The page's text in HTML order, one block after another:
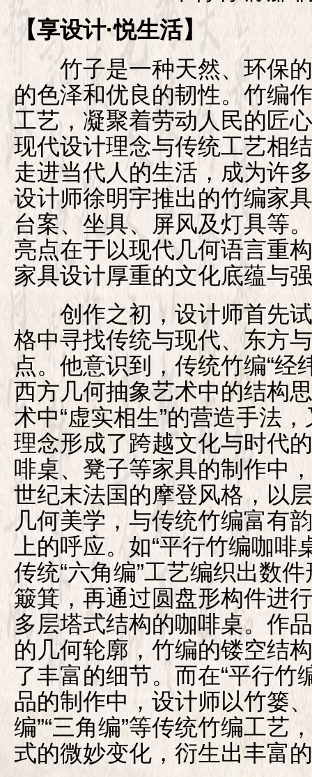
【享设计·悦生活】
竹子是一种天然、环保的
的色泽和优良的韧性。竹编
工艺，凝聚着劳动人民的匠
现代设计理念与传统工艺相
走进当代人的生活，成为许
设计师徐明宇推出的竹编家
台案、坐具、屏风及灯具等
亮点在于以现代几何语言重
家具设计厚重的文化底蕴与
创作之初，设计师首先试
格中寻找传统与现代、东方
点。他意识到，传统竹编“经
西方几何抽象艺术中的结构
术中“虚实相生”的营造手法
理念形成了跨越文化与时代
啡桌、凳子等家具的制作中
世纪末法国的摩登风格，以
几何美学，与传统竹编富有
上的呼应。如“平行竹编咖啡
传统“六角编”工艺编织出数
簸箕，再通过圆盘形构件进
多层塔式结构的咖啡桌。作
的几何轮廓，竹编的镂空结
了丰富的细节。而在“平行竹
品的制作中，设计师以竹篓
编”“三角编”等传统竹编工艺
式的微妙变化，衍生出丰富